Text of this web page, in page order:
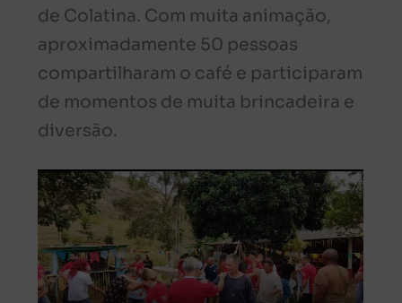
de Colatina. Com muita animação,
aproximadamente 50 pessoas
compartilharam o café e participaram
de momentos de muita brincadeira e
diversão.